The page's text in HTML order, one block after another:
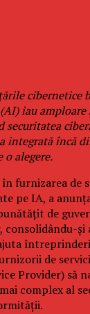
cibernetice
iau amploare
securitatea
integrată încă
o alegere.
furnizarea de
pe IA, a
de
consolidându-și
de
Provider) să
complex al